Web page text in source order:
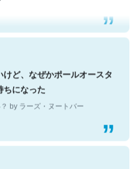
ど、なぜかポールオースタ
になった
by ラーズ・ヌートバー